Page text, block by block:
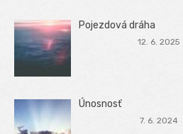
Pojezdová dráha
12. 6. 2025
Únosnosť
7. 6. 2024